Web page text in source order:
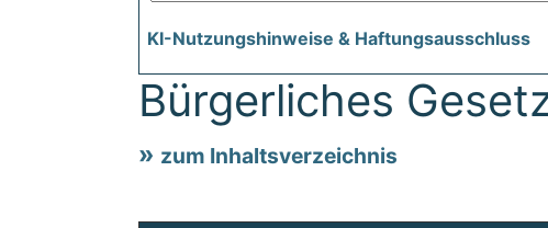
KI-Nutzungshinweise & Haftungsausschluss
Bürgerliches
zum Inhaltsverzeichnis